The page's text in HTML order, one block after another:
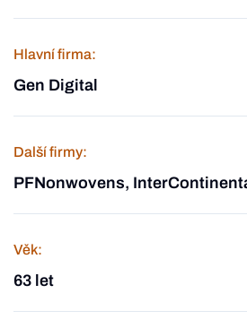
Hlavní firma:
Gen Digital
Další firmy:
PFNonwovens,
Věk:
63 let